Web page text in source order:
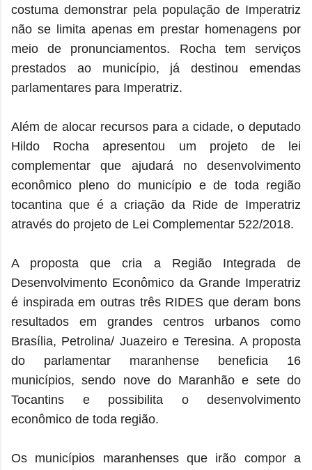
costuma demonstrar pela população de Imperatriz
não se limita apenas em prestar homenagens por
meio de pronunciamentos. Rocha tem serviços
prestados ao município, já destinou emendas
parlamentares para Imperatriz.
Além de alocar recursos para a cidade, o deputado
Hildo Rocha apresentou um projeto de lei
complementar que ajudará no desenvolvimento
econômico pleno do município e de toda região
tocantina que é a criação da Ride de Imperatriz
através do projeto de Lei Complementar 522/2018.
A proposta que cria a Região Integrada de
Desenvolvimento Econômico da Grande Imperatriz
é inspirada em outras três RIDES que deram bons
resultados em grandes centros urbanos como
Brasília, Petrolina/ Juazeiro e Teresina. A proposta
do parlamentar maranhense beneficia 16
municípios, sendo nove do Maranhão e sete do
Tocantins e possibilita o desenvolvimento
econômico de toda região.
Os municípios maranhenses que irão compor a